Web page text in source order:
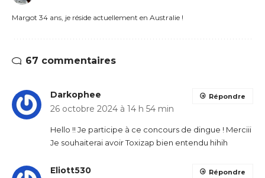
Margot 34 ans, je réside actuellement en Australie !
67 commentaires
Darkophee
26 octobre 2024 à 14 h 54 min
Hello !! Je participe à ce concours de dingue ! Merciii
Je souhaiterai avoir Toxizap bien entendu hihih
Répondre
Eliott530 Répondre